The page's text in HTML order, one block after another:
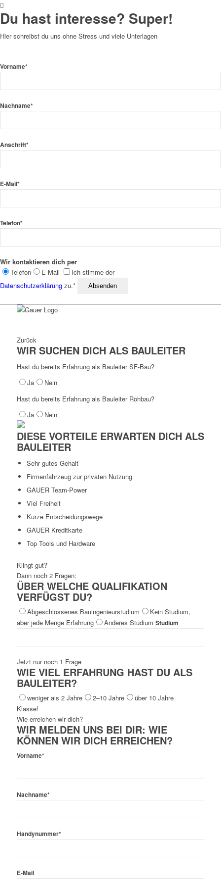
Du hast interesse? Super!
Hier schreibst du uns ohne Stress und viele Unterlagen
Vorname*
Nachname*
Anschrift*
E-Mail*
Telefon*
Wir kontaktieren dich per
Telefon
E-Mail
Ich stimme der
Datenschutz­erklärung zu.*
Zurück
WIR SUCHEN DICH ALS BAULEITER
Hast du bereits Erfahrung als Bauleiter SF-Bau?
Ja
Nein
Hast du bereits Erfahrung als Bauleiter Rohbau?
Ja
Nein
DIESE VORTEILE ERWARTEN DICH ALS
BAULEITER
Sehr gutes Gehalt
Firmenfahrzeug zur privaten Nutzung
GAUER Team-Power
Viel Freiheit
Kurze Entscheidungswege
GAUER Kreditkarte
Top Tools und Hardware
Klingt gut?
Dann noch 2 Fragen:
ÜBER WELCHE QUALIFIKATION
VERFÜGST DU?
Abgeschlossenes Bauingenieurstudium
Kein Studium,
aber jede Menge Erfahrung
Anderes Studium Studium
Jetzt nur noch 1 Frage
WIE VIEL ERFAHRUNG HAST DU ALS
BAULEITER?
weniger als 2 Jahre 2–10 Jahre
über 10 Jahre
Klasse!
Wie erreichen wir dich?
WIR MELDEN UNS BEI DIR: WIE
KÖNNEN WIR DICH ERREICHEN?
Vorname*
Nachname*
Handynummer*
E-Mail